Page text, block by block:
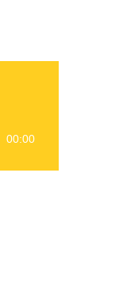
00:00